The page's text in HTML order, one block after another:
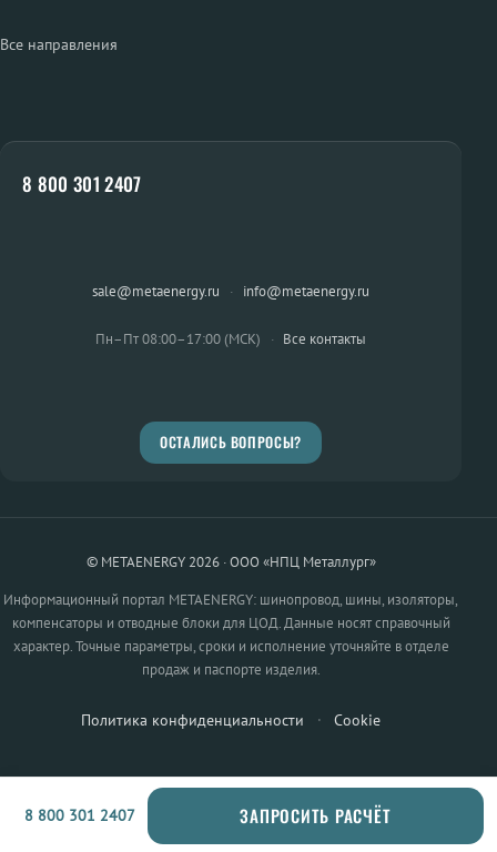
Все направления
8 800 301 2407
sale@metaenergy.ru · info@metaenergy.ru
Пн–Пт 08:00–17:00 (МСК) · Все контакты
ОСТАЛИСЬ ВОПРОСЫ?
© METAENERGY 2026 · ООО «НПЦ Металлург»
Информационный портал METAENERGY: шинопровод, шины, изоляторы,
компенсаторы и отводные блоки для ЦОД. Данные носят справочный
характер. Точные параметры, сроки и исполнение уточняйте в отделе
продаж и паспорте изделия.
Политика конфиденциальности · Cookie
8 800 301 2407 ЗАПРОСИТЬ РАСЧЁТ